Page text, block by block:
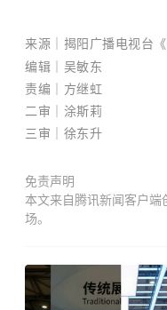
来源 ｜揭阳广播电视台
编辑｜吴敏东
责编 ｜方继虹
二审｜涂斯莉
三审｜徐东升
免责声明
本文来自腾讯新闻客户
场。